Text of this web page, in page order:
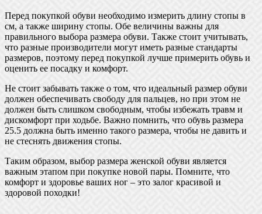
Перед покупкой обуви необходимо измерить длину стопы в
см, а также ширину стопы. Обе величины важны для
правильного выбора размера обуви. Также стоит учитывать,
что разные производители могут иметь разные стандарты
размеров, поэтому перед покупкой лучше примерить обувь и
оценить ее посадку и комфорт.
Не стоит забывать также о том, что идеальный размер обуви
должен обеспечивать свободу для пальцев, но при этом не
должен быть слишком свободным, чтобы избежать травм и
дискомфорт при ходьбе. Важно помнить, что обувь размера
25.5 должна быть именно такого размера, чтобы не давить и
не стеснять движения стопы.
Таким образом, выбор размера женской обуви является
важным этапом при покупке новой пары. Помните, что
комфорт и здоровье ваших ног – это залог красивой и
здоровой походки!